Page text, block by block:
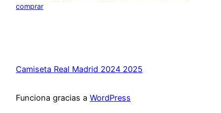
comprar
Camiseta Real Madrid 2024 2025
Funciona gracias a WordPress